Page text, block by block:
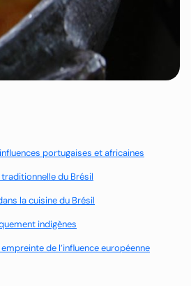
portugaises et africaines
traditionnelle du Brésil
la cuisine du Brésil
indigènes
de l’influence européenne